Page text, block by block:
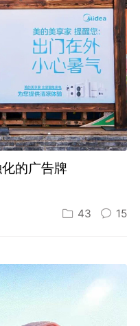
的广告牌
43 15